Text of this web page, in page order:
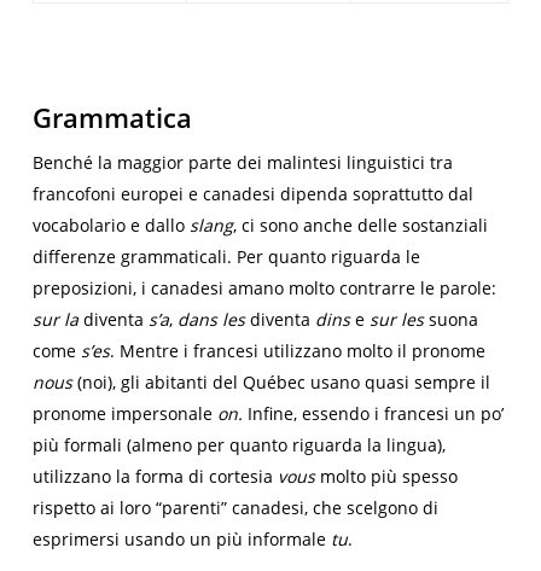
Grammatica
Benché la maggior parte dei malintesi linguistici tra
francofoni europei e canadesi dipenda soprattutto dal
vocabolario e dallo slang, ci sono anche delle sostanziali
differenze grammaticali. Per quanto riguarda le
preposizioni, i canadesi amano molto contrarre le parole:
sur ladiventa s’a, dans lesdiventa dinse sur lessuona
come s’es. Mentre i francesi utilizzano molto il pronome
nous(noi), gli abitanti del Québec usano quasi sempre il
pronome impersonale on. Infine, essendo i francesi un po’
più formali (almeno per quanto riguarda la lingua),
utilizzano la forma di cortesia vousmolto più spesso
rispetto ai loro “parenti” canadesi, che scelgono di
esprimersi usando un più informale tu.